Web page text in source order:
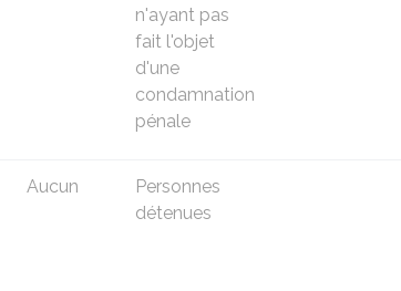
n'ayant pas
fait l'objet
d'une
condamnation
pénale
Aucun
Personnes
détenues